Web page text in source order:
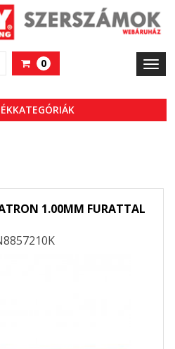
0
1.00MM FURATTAL